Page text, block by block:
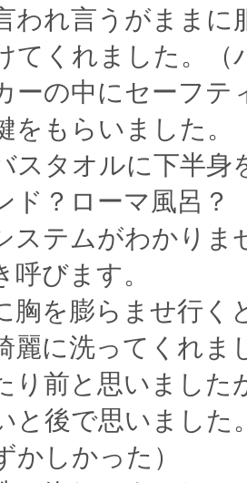
われ言うがままに
てくれました。（
ーの中にセーフテ
をもらいました。
スタオルに下半身
ド？ローマ風呂？
ステムがわかりま
呼びます。
胸を膨らませ行く
麗に洗ってくれま
り前と思いました
と後で思いました
かしかった）